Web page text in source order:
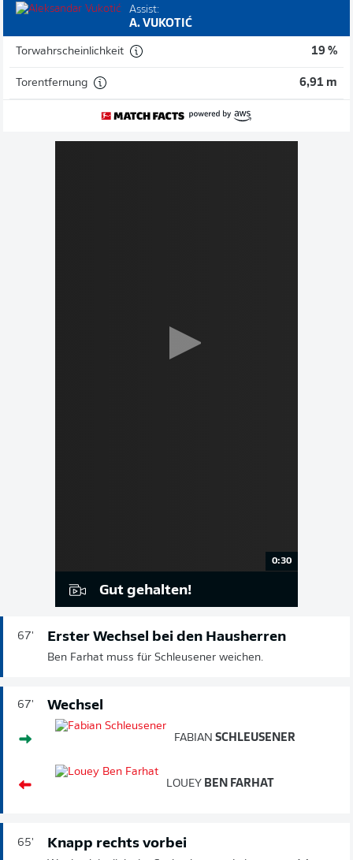
Assist:
A. VUKOTIĆ
Torwahrscheinlichkeit 19 %
Torentfernung 6,91 m
0:30
Gut gehalten!
67' Erster Wechsel bei den Hausherren
Ben Farhat muss für Schleusener weichen.
67' Wechsel
FABIAN SCHLEUSENER
LOUEY BEN FARHAT
65' Knapp rechts vorbei